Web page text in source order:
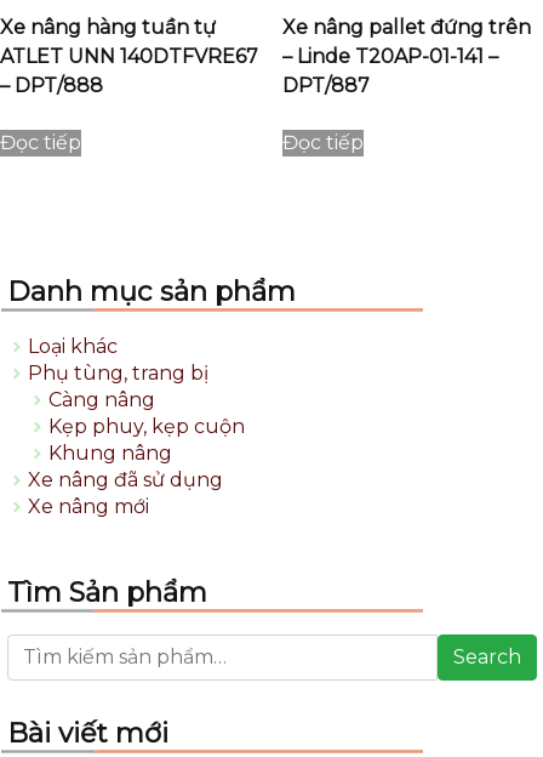
Xe nâng hàng tuần tự
ATLET UNN 140DTFVRE67
– DPT/888
Đọc tiếp
Xe nâng pallet đứng trên
– Linde T20AP-01-141 –
DPT/887
Đọc tiếp
Danh mục sản phẩm
Loại khác
Phụ tùng, trang bị
Càng nâng
Kẹp phuy, kẹp cuộn
Khung nâng
Xe nâng đã sử dụng
Xe nâng mới
Tìm Sản phẩm
Search
Bài viết mới